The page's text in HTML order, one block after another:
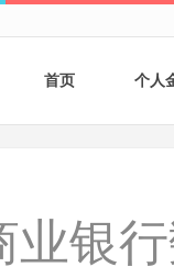
首页 个人
银
业银